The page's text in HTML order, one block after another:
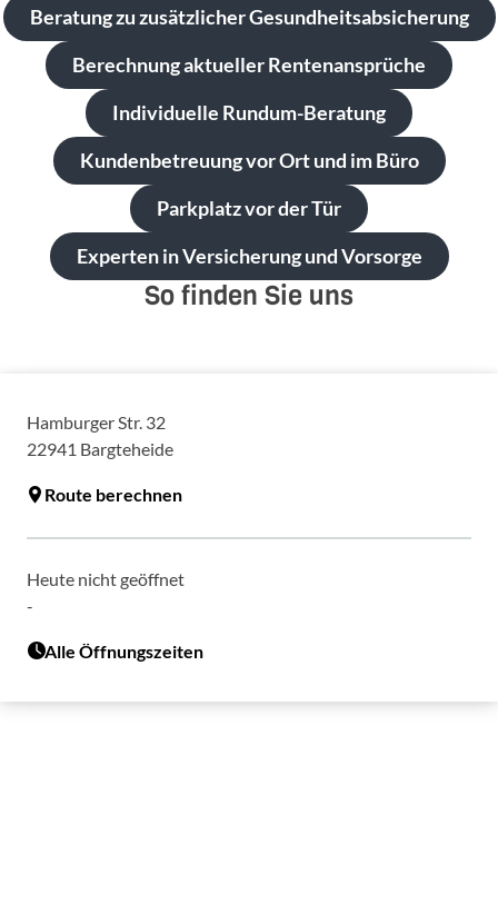
Beratung zu zusätzlicher Gesundheitsabsicherung
Berechnung aktueller Rentenansprüche
Individuelle Rundum-Beratung
Kundenbetreuung vor Ort und im Büro
Parkplatz vor der Tür
Experten in Versicherung und Vorsorge
So finden Sie uns
Hamburger Str. 32
22941 Bargteheide
Route berechnen
Heute nicht geöffnet
-
Alle Öffnungszeiten